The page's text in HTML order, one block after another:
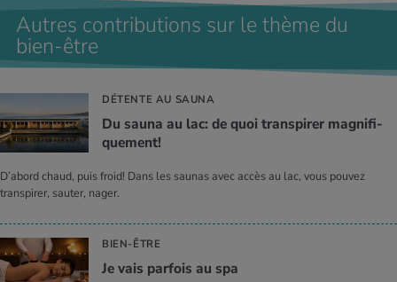
Autres contributions sur le thème du
bien-être
DÉTENTE AU SAUNA
Du sauna au lac: de quoi trans­pi­rer magni­fi­
que­ment!
D’abord chaud, puis froid! Dans les saunas avec accès au lac, vous pouvez
transpirer, sauter, nager.
BIEN-ÊTRE
Je vais par­fois au spa